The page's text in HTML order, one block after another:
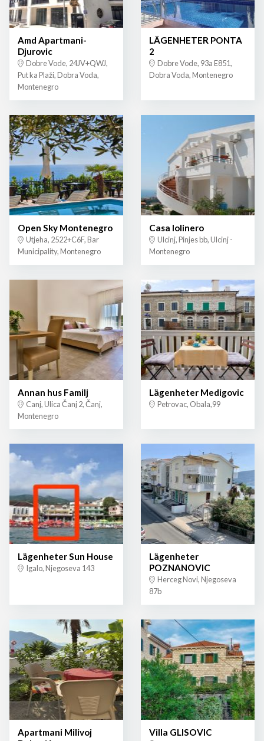
Amd Apartmani-
Djurovic
Dobre Vode, 24JV+QWJ,
Put ka Plaži, Dobra Voda,
Montenegro
LÄGENHETER PONTA
2
Dobre Vode, 93a E851,
Dobra Voda, Montenegro
Open Sky Montenegro
Utjeha, 2522+C6F, Bar
Municipality, Montenegro
Casa lolinero
Ulcinj, Pinjes bb, Ulcinj -
Montenegro
Annan hus Familj
Canj, Ulica Čanj 2, Čanj,
Montenegro
Lägenheter Medigovic
Petrovac, Obala,99
Lägenheter Sun House
Igalo, Njegoseva 143
Lägenheter
POZNANOVIC
Herceg Novi, Njegoseva
87b
Apartmani Milivoj
Villa GLISOVIC